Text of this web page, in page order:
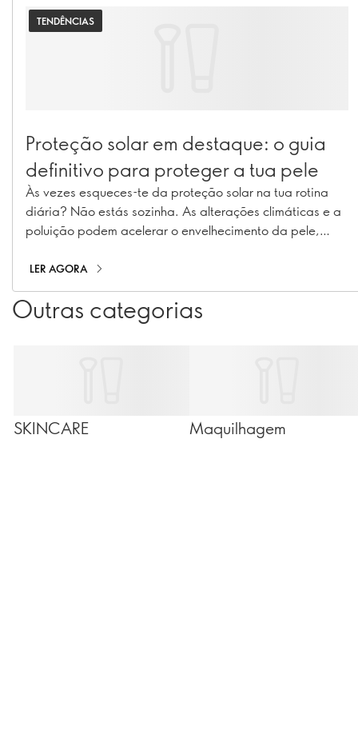
TENDÊNCIAS
Proteção solar em destaque: o guia
definitivo para proteger a tua pele
Às vezes esqueces-te da proteção solar na tua rotina
diária? Não estás sozinha. As alterações climáticas e a
poluição podem acelerar o envelhecimento da pele,
colagénio. Com a nossa seleção de essenciais de
proteção solar, desde protetores solares a hidratantes
com FPS e maquilhagem com proteção solar, podes
manter a tua pele protegida e luminosa durante todo o
LER AGORA
Outras categorias
SKINCARE Maquilhagem